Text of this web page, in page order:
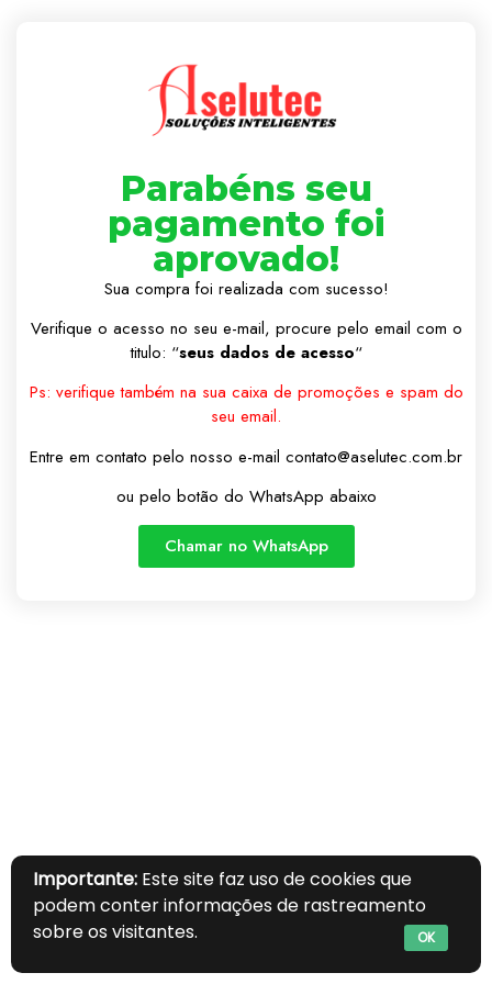
Parabéns seu
pagamento foi
aprovado!
Sua compra foi realizada com sucesso!
Verifique o acesso no seu e-mail, procure pelo email com o
titulo: “seus dados de acesso“
Ps: verifique também na sua caixa de promoções e spam do
seu email.
Entre em contato pelo nosso e-mail contato@aselutec.com.br
ou pelo botão do WhatsApp abaixo
Chamar no WhatsApp
Importante: Este site faz uso de cookies que
podem conter informações de rastreamento
sobre os visitantes.
OK